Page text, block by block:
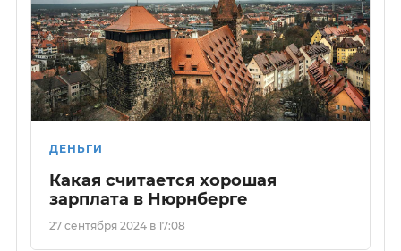
ДЕНЬГИ
Какая считается хорошая
зарплата в Нюрнберге
27 сентября 2024 в 17:08